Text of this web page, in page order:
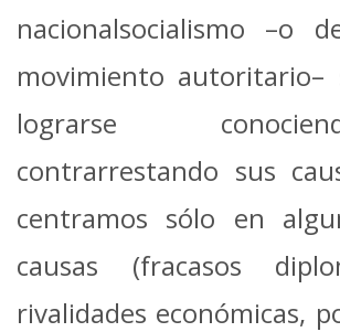
nacionalsocialismo –o
movimiento autoritario–
lograrse
contrarrestando sus
centramos sólo en
causas (fracasos
rivalidades económicas,